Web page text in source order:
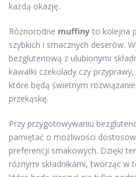
każdą okazję.
Różnorodne muffiny to kolejna
szybkich i smacznych deserów.
bezglutenową z ulubionymi
kawałki czekolady czy
które będą świetnym
przekąskę.
Przy przygotowywaniu
pamiętać o możliwości
preferencji smakowych. Dzięki
różnymi składnikami, tworząc w